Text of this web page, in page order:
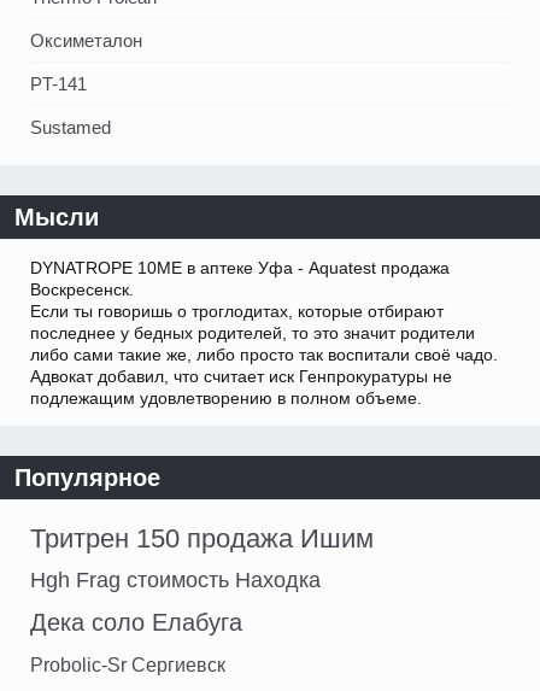
Оксиметалон
PT-141
Sustamed
Мысли
DYNATROPE 10ME в аптеке Уфа - Aquatest продажа
Воскресенск.
Если ты говоришь о троглодитах, которые отбирают
последнее у бедных родителей, то это значит родители
либо сами такие же, либо просто так воспитали своё чадо.
Адвокат добавил, что считает иск Генпрокуратуры не
подлежащим удовлетворению в полном объеме.
Популярное
Тритрен 150 продажа Ишим
Hgh Frag стоимость Находка
Дека соло Елабуга
Probolic-Sr Сергиевск